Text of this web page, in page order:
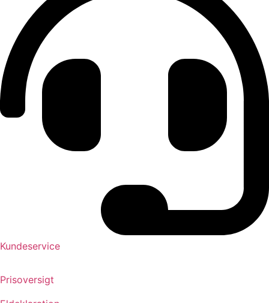
Kundeservice
Prisoversigt